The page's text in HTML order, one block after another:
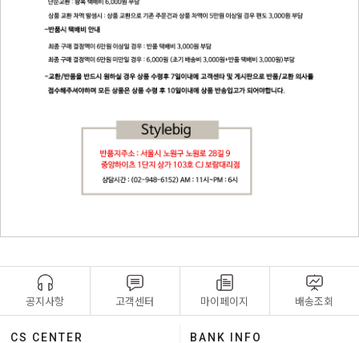
공지사항 고객센터 마이페이지 배송조회
CS CENTER BANK INFO